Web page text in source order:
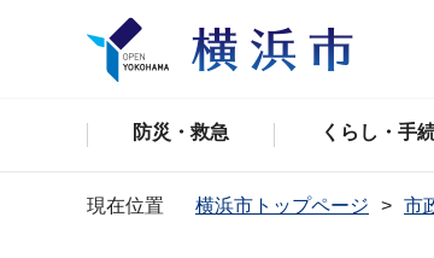
防災・救急 くらし・手
現在位置 横浜市トップページ 市